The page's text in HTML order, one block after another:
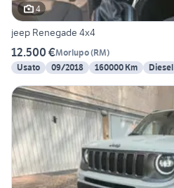
4
jeep Renegade 4x4
12.500 €Morlupo(RM)
Usato
09/2018 160000 Km Diesel